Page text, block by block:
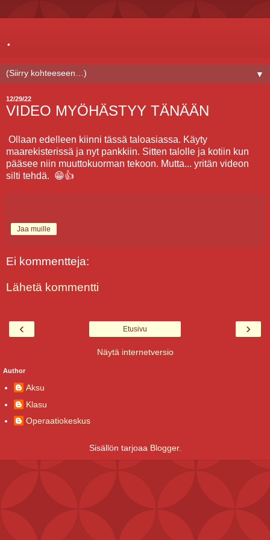
.
▼
12/29/22
VIDEO MYÖHÄSTYY TÄNÄÄN
Ollaan edelleen kiinni tässä taloasiassa. Käyty
maarekisterissä ja nyt pankkiin. Sitten talolle ja kotiin kun
pääsee niin muuttokuorman tekoon. Mutta... yritän videon
silti tehdä. 😁👍
Jaa muille
Ei kommentteja:
Lähetä kommentti
‹ ›
Etusivu
Näytä internetversio
Author
Aksu
Klasu
Operaatiokeskus
Sisällön tarjoaa Blogger.